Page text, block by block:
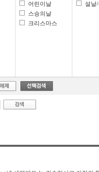
어린이날
스승의날
크리스마스
설날/